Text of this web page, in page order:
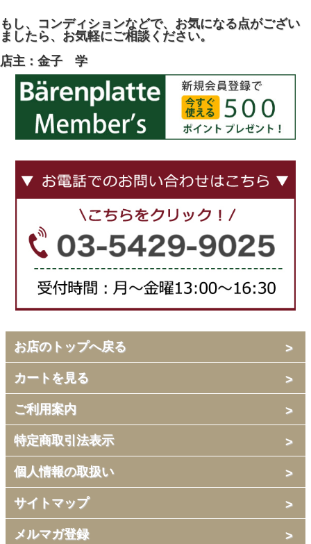
もし、コンディションなどで、お気になる点がござい
ましたら、お気軽にご相談ください。
店主：金子 学
お店のトップへ戻る
カートを見る
ご利用案内
特定商取引法表示
個人情報の取扱い
サイトマップ
メルマガ登録